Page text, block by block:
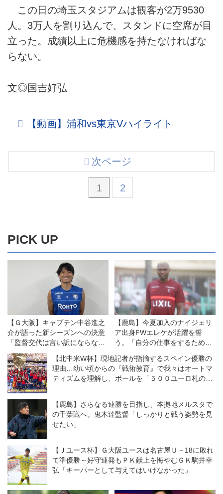
この日の埼玉スタジアムは観客が2万9530
人。3万人を割り込んで、スタンドに空席が目
立った。成績以上に危機感を持たなければな
らない。
文◎国吉好弘
【動画】浦和vs東京Vハイライト
1 2
次ページ
PICK UP
【Ｇ大阪】キャプテン中谷進之
介が語った新シーズンへの決意
「監督交代は言い訳にならな
い。結果が出せなければ、ツケ
は全部、自分たちに回ってく
る」
【鹿島】今夏加入のナイジェリ
ア出身FWエレケが活躍を誓
う。「自分の仕事をするために
【北中米W杯】現地記者が指摘するスペイン優勝の
理由…幼い頃からの『戦術教育』で我々はオートマ
ティズムを理解し、ボールを「５００ユーロ札のよ
【鹿島】さらなる連勝を目指し、本拠地メルスタで
の千葉戦へ。鬼木達監督「しっかりと戦う姿勢を見
せたい」
【Ｊユース杯】Ｇ大阪ユースは名古屋Ｕ－18に敗れ
て準優勝～好守連発もＰＫ献上を悔やむＧＫ駒井幸
弘「キーパーとして与えてはいけなかった」